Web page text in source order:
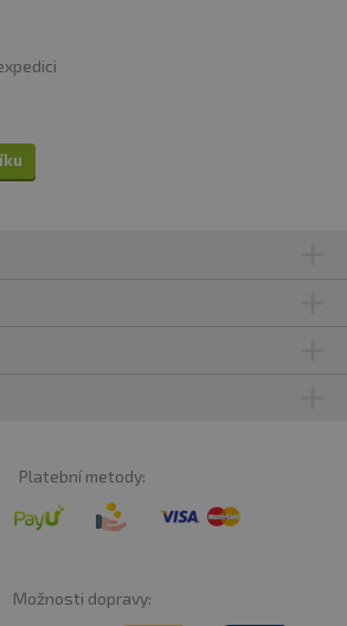
Platební metody:
Možnosti dopravy: